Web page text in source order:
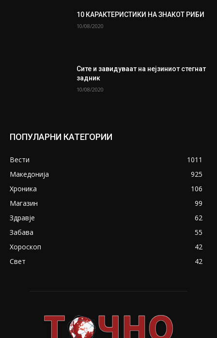
10 КАРАКТЕРИСТИКИ НА ЗНАКОТ РИБИ
10/08/2020
Сите и завидуваат на нејзиниот стегнат
задник
10/08/2020
ПОПУЛАРНИ КАТЕГОРИИ
Вести
1011
Македонија
925
Хроника
106
Магазин
99
Здравје
62
Забава
55
Хороскоп
42
Свет
42